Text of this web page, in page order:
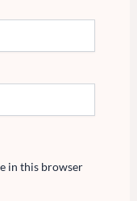
in this browser